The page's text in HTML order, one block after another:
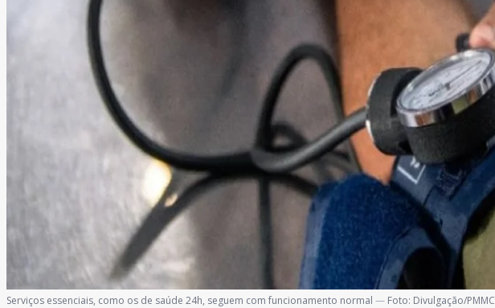
Serviços essenciais, como os de saúde 24h, seguem com funcionamento normal — Foto: Divulgação/PMMC